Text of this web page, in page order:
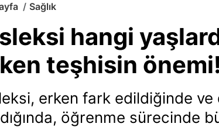
Sağlık
hangi
teşhisin
erken fark edildiğinde
öğrenme sürecinde